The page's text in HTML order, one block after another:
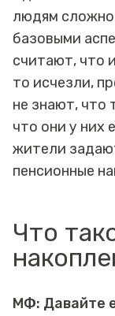
людям сложно
базовыми
считают, что
то исчезли,
не знают, что
что они у них
жители
пенсионные
Что
МФ: Давайте